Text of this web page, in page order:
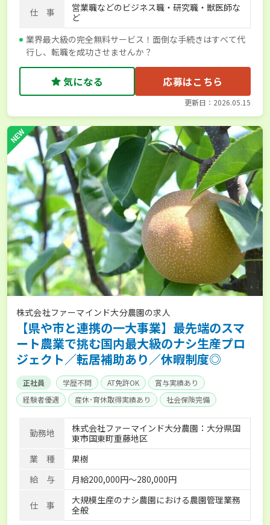
仕 事
営業職などのビジネス職・研究職・獣医師な
ど
業界最大級の完全無料サービス！面倒な手続きはすべて代
行し、転職を成功させませんか？
気になる 応募はこちら
更新日：2026.05.15
NEW
株式会社ファーマインド大分農園の求人
【県や市と連携の一大事業】最先端のスマ
ート農業で挑む国内最大級のナシ生産プロ
ジェクト／転居補助あり／休暇制度◎
正社員 学歴不問 AT免許OK
賞与実績あり
経験者優遇
産休･育休取得実績あり 社会保険完備
勤務地
株式会社ファーマインド大分農園：大分県国
東市国東町重藤地区
業 種
果樹
給 与
月給200,000円～280,000円
仕 事
大規模生産のナシ農園における農園管理業務
全般